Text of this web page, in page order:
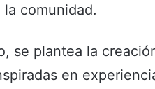
comunidad.
se plantea la
en